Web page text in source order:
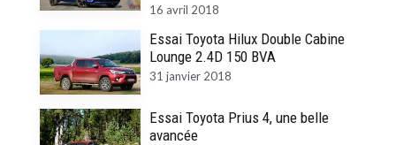
16 avril 2018
Essai Toyota Hilux Double Cabine
Lounge 2.4D 150 BVA
31 janvier 2018
Essai Toyota Prius 4, une belle
avancée